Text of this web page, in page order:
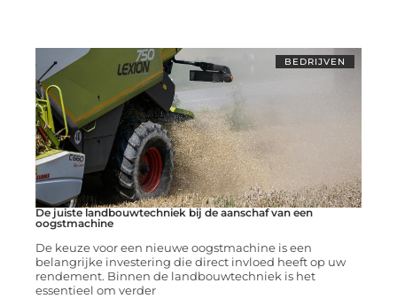
BEDRIJVEN
De juiste landbouwtechniek bij de aanschaf van een
oogstmachine
De keuze voor een nieuwe oogstmachine is een
belangrijke investering die direct invloed heeft op uw
rendement. Binnen de landbouwtechniek is het
essentieel om verder